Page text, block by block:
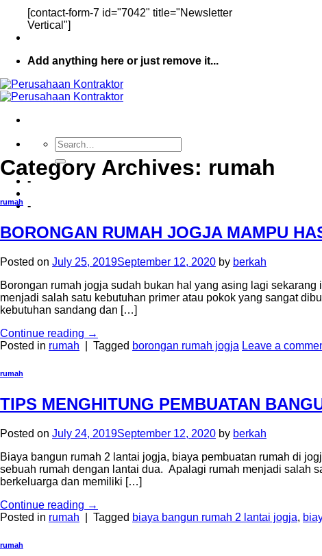
[contact-form-7 id="7042" title="Newsletter
Vertical"]
Add anything here or just remove it...
-
-
Category Archives: rumah
rumah
BORONGAN RUMAH JOGJA MAMPU
Posted on July 25, 2019September 12, 2020 by berkah
Borongan rumah jogja sudah bukan hal yang asing lagi
menjadi salah satu kebutuhan primer atau pokok yang sangat
kebutuhan sandang dan […]
Continue reading →
Posted in rumah Tagged borongan rumah jogja Leave a
rumah
TIPS MENGHITUNG PEMBUATAN
Posted on July 24, 2019September 12, 2020 by berkah
Biaya bangun rumah 2 lantai jogja, biaya pembuatan rumah di
sebuah rumah dengan lantai dua. Apalagi rumah menjadi salah
berkeluarga dan memiliki […]
Continue reading →
Posted in rumah Tagged biaya bangun rumah 2 lantai jogja,
rumah